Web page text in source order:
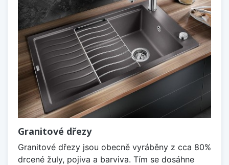
Granitové dřezy
Granitové dřezy jsou obecně vyráběny z cca 80%
drcené žuly, pojiva a barviva. Tím se dosáhne